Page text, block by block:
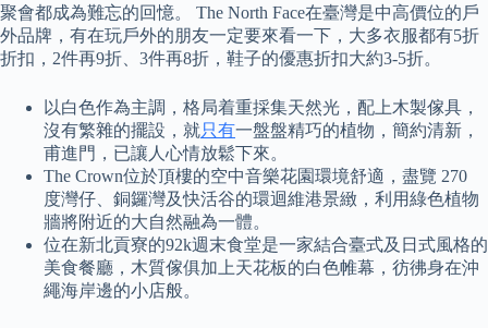
聚會都成為難忘的回憶。 The North Face在臺灣是中高價位的戶
外品牌，有在玩戶外的朋友一定要來看一下，大多衣服都有5折
折扣，2件再9折、3件再8折，鞋子的優惠折扣大約3-5折。
以白色作為主調，格局着重採集天然光，配上木製傢具，
沒有繁雜的擺設，就只有一盤盤精巧的植物，簡約清新，
甫進門，已讓人心情放鬆下來。
The Crown位於頂樓的空中音樂花園環境舒適，盡覽 270
度灣仔、銅鑼灣及快活谷的環迴維港景緻，利⽤綠⾊植物
牆將附近的⼤⾃然融為⼀體。
位在新北貢寮的92k週末食堂是一家結合臺式及日式風格的
美食餐廳，木質傢俱加上天花板的白色帷幕，彷彿身在沖
繩海岸邊的小店般。